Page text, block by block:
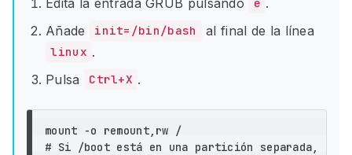
e
Añade
init=/bin/bash al final de la línea
linux .
Pulsa
Ctrl+X .
mount -o
# Si /boot está en una partición separada,